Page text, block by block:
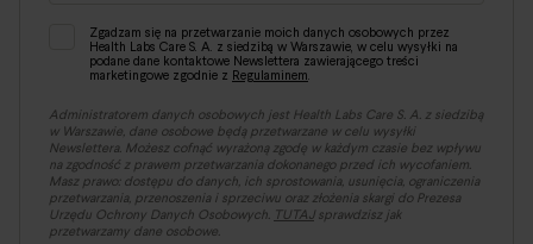
Zgadzam się na przetwarzanie moich danych osobowych przez
Health Labs Care S. A. z siedzibą w Warszawie, w celu wysyłki na
podane dane kontaktowe Newslettera zawierającego treści
marketingowe zgodnie z Regulaminem.
Administratorem danych osobowych jest Health Labs Care S. A. z siedzibą
w Warszawie, dane osobowe będą przetwarzane w celu wysyłki
Newslettera. Możesz cofnąć wyrażoną zgodę w każdym czasie bez wpływu
na zgodność z prawem przetwarzania dokonanego przed ich wycofaniem.
Masz prawo: dostępu do danych, ich sprostowania, usunięcia, ograniczenia
przetwarzania, przenoszenia i sprzeciwu oraz złożenia skargi do Prezesa
Urzędu Ochrony Danych Osobowych. TUTAJsprawdzisz jak
przetwarzamy dane osobowe.